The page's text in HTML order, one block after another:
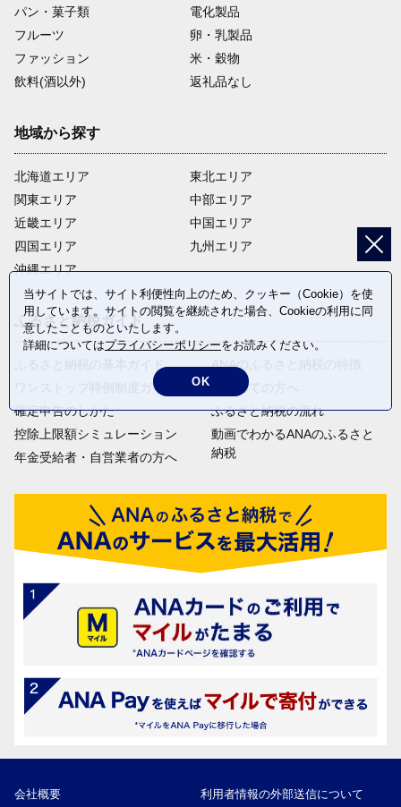
パン・菓子類
電化製品
フルーツ
卵・乳製品
ファッション
米・穀物
飲料(酒以外)
返礼品なし
地域から探す
北海道エリア
関東エリア
近畿エリア
四国エリア
沖縄エリア
東北エリア
中部エリア
中国エリア
九州エリア
ふるさと納税ガイド
ふるさと納税の基本ガイド
ワンストップ特例制度ガイド
確定申告のしかた
控除上限額シミュレーション
年金受給者・自営業者の方へ
ANAのふるさと納税の特徴
はじめての方へ
ふるさと納税の流れ
動画でわかるANAのふるさと
納税
会社概要 利用者情報の外部送信について
当サイトでは、サイト利便性向上のため、クッキー（Cookie）を使
用しています。サイトの閲覧を継続された場合、Cookieの利用に同
意したことものといたします。
詳細についてはプライバシーポリシーをお読みください。
OK